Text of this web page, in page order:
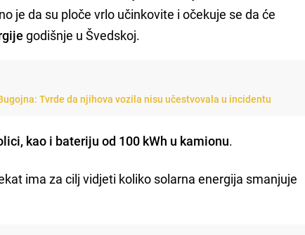
je da su ploče vrlo učinkovite i očekuje se da će
godišnje u Švedskoj.
Tvrde da njihova vozila nisu učestvovala u incidentu
kao i bateriju od 100 kWh u kamionu.
ima za cilj vidjeti koliko solarna energija smanjuje